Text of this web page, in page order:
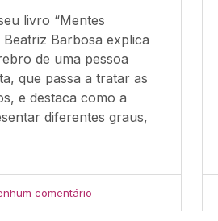
livro “Mentes
Beatriz Barbosa explica
de uma pessoa
que passa a tratar as
e destaca como a
diferentes graus,
comentário